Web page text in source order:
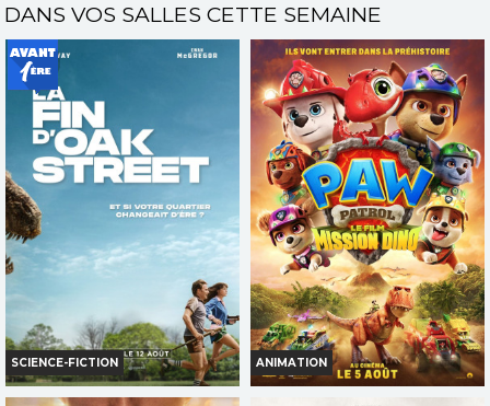
Bande-annonce
AVERT. TOUT PUBLIC
Bande-annonce
VF
DANS VOS SALLES CETTE SEMAINE
SCIENCE-FICTION ANIMATION